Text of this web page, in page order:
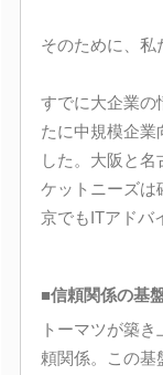
そのために、私
すでに大企業の
たに中規模企業
した。大阪と
ケットニーズは
京でもITアドバ
■信頼関係の基
トーマツが築
頼関係。この基